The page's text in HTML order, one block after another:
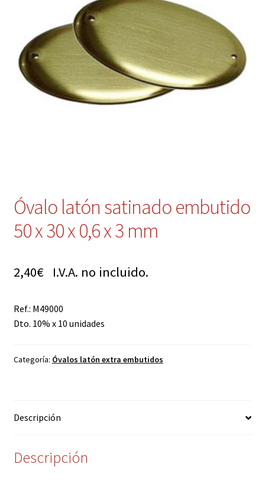
Contacto
Óvalo latón satinado embutido
50 x 30 x 0,6 x 3 mm
2,40€I.V.A. no incluido.
Ref.: M49000
Dto. 10% x 10 unidades
Categoría: Óvalos latón extra embutidos
Descripción
Descripción